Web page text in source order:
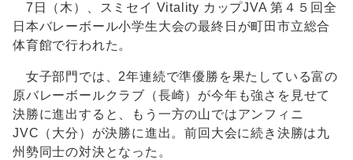
7日（木）、スミセイ Vitality カップJVA 第４５回全
日本バレーボール小学生大会の最終日が町田市立総合
体育館で行われた。
女子部門では、2年連続で準優勝を果たしている富の
原バレーボールクラブ（長崎）が今年も強さを見せて
決勝に進出すると、もう一方の山ではアンフィニ
JVC（大分）が決勝に進出。前回大会に続き決勝は九
州勢同士の対決となった。